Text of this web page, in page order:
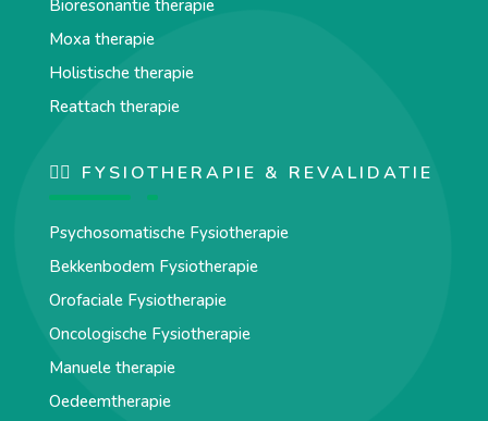
Bioresonantie therapie
Moxa therapie
Holistische therapie
Reattach therapie
🏋️‍♀️ FYSIOTHERAPIE & REVALIDATIE
Psychosomatische Fysiotherapie
Bekkenbodem Fysiotherapie
Orofaciale Fysiotherapie
Oncologische Fysiotherapie
Manuele therapie
Oedeemtherapie